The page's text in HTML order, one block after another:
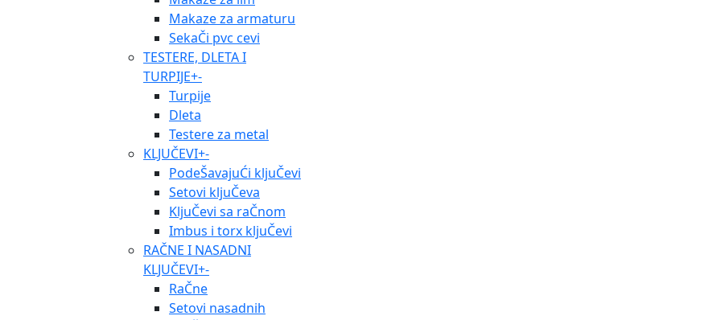
Makaze za armaturu
SekaČi pvc cevi
TESTERE, DLETA I
TURPIJE+-
Turpije
Dleta
Testere za metal
KLJUČEVI+-
PodeŠavajuĆi kljuČevi
Setovi kljuČeva
KljuČevi sa raČnom
Imbus i torx kljuČevi
RAČNE I NASADNI
KLJUČEVI+-
RaČne
Setovi nasadnih